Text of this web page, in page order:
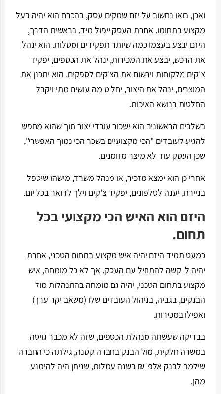
ואכן, בואו נחשוב על יזם שמקים עסק, בהכרח הוא יהיה בעל
מקצוע בתחומו. אחרת העסק ייפול מיד. בראשית הדרך,
היזם יבצע בעצמו כמה שיותר תפקידים ומטלות. הוא ינהל
את הרכש, יבצע את המכירות, ינהל את הכספים, יפקיד
צ'קים מלקוחות וירשום את הצ'קים לספקים. הוא יתכנן את
המוצרים, ינהל את היצור, יחליט מה עושים מתי ויקבל
החלטות בנושא האיכות.
בשלבים הראשונים הוא ישכור עובדי יצור תוך שהוא מחפש
להגיע לעובדים "הכי מקצועיים בשכר הכי נמוך האפשרי",
שכן העסק עוד לא מיצר מזומנים.
אחרי כן הוא ימצא מזכיר, או מנהל משרד, מישהו שיטפל
בניירת, יענה לטלפונים, יפקיד צ'קים וילך לדואר בכל יום.
היזם הוא האיש הכי מקצועי בכל
תחום.
כמעט תמיד היזם יהיה איש מקצוע בתחום הטכני, אחרת
יהיה לו קשה להתחיל עם העסק. אך לא כל מומחה, איש
מקצוע בתחום הטכני, יהיה גם מומחה בהתנהלות מול
הבנקים, בגביה, בניהול העובדים שלו (משאב יקר ערך)
ואפילו במכירות.
בבדיקה שעשתה מנהלת הכספים, שזה לא מכבר גויסה
במשרה חלקית, מול הבנק בחברה קטנה, גילתה כי החברה
שילמה לבנק אלפי ₪ בשנה עמלות, שניתן היה להימנע
מהן.